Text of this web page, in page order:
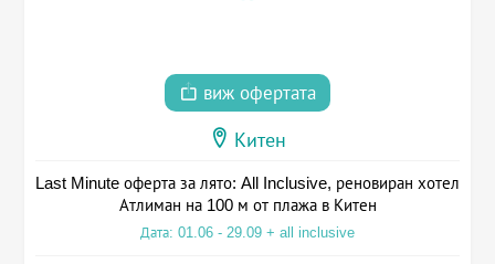
виж офертата
Китен
Last Minute оферта за лято: All Inclusive, реновиран хотел
Атлиман на 100 м от плажа в Китен
Дата: 01.06 - 29.09 + all inclusive